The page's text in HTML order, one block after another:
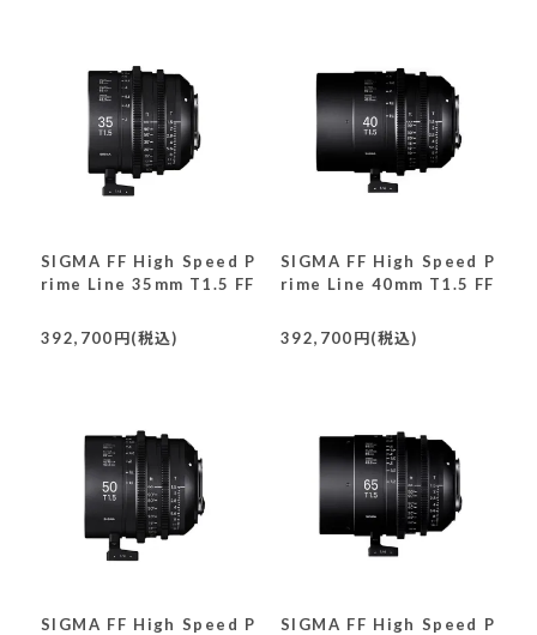
SIGMA FF High Speed P
rime Line 35mm T1.5 FF
392,700円(税込)
SIGMA FF High Speed P
rime Line 40mm T1.5 FF
392,700円(税込)
SIGMA FF High Speed P
SIGMA FF High Speed P